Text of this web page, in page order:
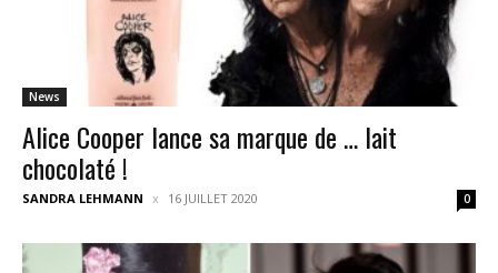
News
Alice Cooper lance sa marque de … lait
chocolaté !
SANDRA LEHMANN 16 JUILLET 2020 0